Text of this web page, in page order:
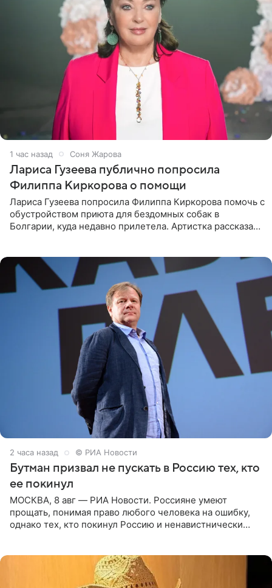
1 час назад Соня Жарова
Лариса Гузеева публично попросила
Филиппа Киркорова о помощи
Лариса Гузеева попросила Филиппа Киркорова помочь с
обустройством приюта для бездомных собак в
Болгарии, куда недавно прилетела. Артистка рассказала
2 часа назад © РИА Новости
Бутман призвал не пускать в Россию тех, кто
ее покинул
МОСКВА, 8 авг — РИА Новости. Россияне умеют
прощать, понимая право любого человека на ошибку,
однако тех, кто покинул Россию и ненавистнически